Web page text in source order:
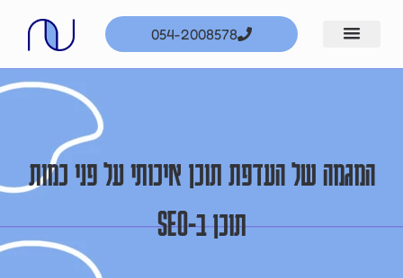
054-2008578
המגמה של העדפת תוכן איכותי על פני כמות
תוכן ב-SEO